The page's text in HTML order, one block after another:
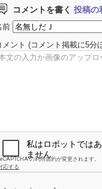
コメントを書く 投稿の
前
メント (コメント掲載に5分